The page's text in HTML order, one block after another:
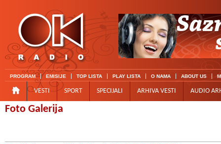
PROGRAM EMISIJE TOP LISTA PLAY LISTA O NAMA ABOUT US
VESTI SPORT SPECIJALI ARHIVA VESTI AUDIO
Foto Galerija